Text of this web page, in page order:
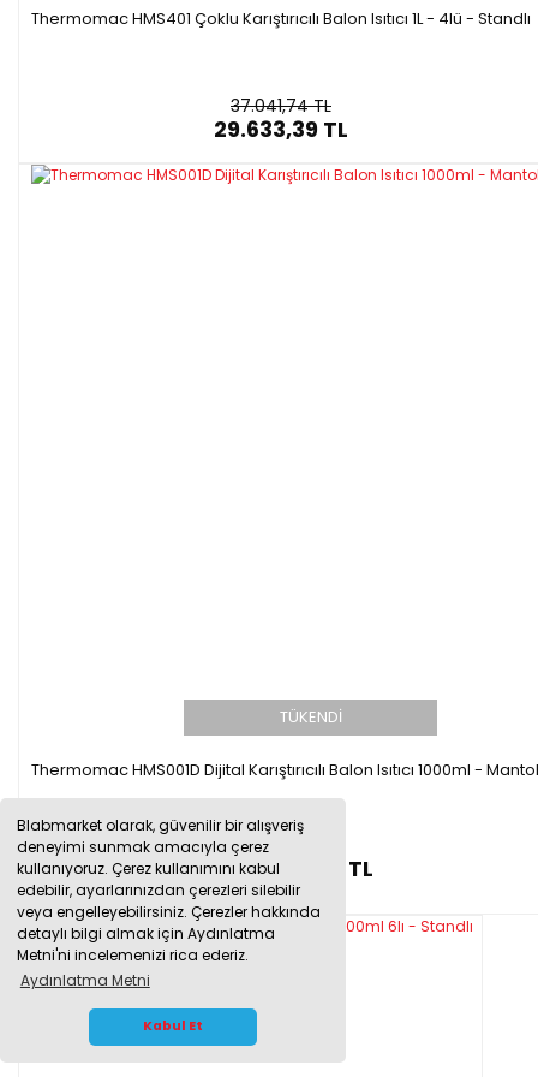
Blabmarket olarak, güvenilir bir alışveriş
deneyimi sunmak amacıyla çerez
kullanıyoruz. Çerez kullanımını kabul
edebilir, ayarlarınızdan çerezleri silebilir
veya engelleyebilirsiniz. Çerezler hakkında
detaylı bilgi almak için Aydınlatma
Metni'ni incelemenizi rica ederiz.
Aydınlatma Metni
Kabul Et
Thermomac HMS401 Çoklu Karıştırıcılı Balon Isıtıcı 1L - 4lü - Standlı
37.041,74 TL
29.633,39 TL
TÜKENDİ
Thermomac HMS001D Dijital Karıştırıcılı Balon Isıtıcı 1000ml -
11.877,23 TL
WHATSAPP İLETİŞİM